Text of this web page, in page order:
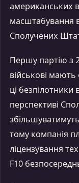
американських
масштабування
Сполучених
Першу партію з
військові
ці безпілотники
перспективі
тому компанія
ліцензування
F10